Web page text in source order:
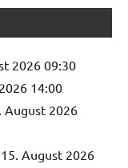
2026 09:30
14:00
August 2026
August 2026